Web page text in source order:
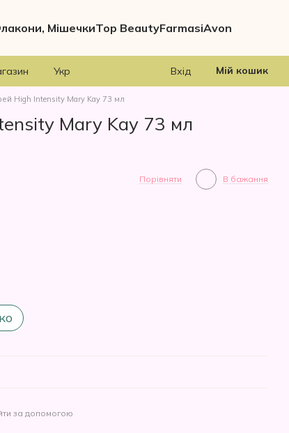
МішечкиTop BeautyFarmasiAvon
Укр Вхід Мій кошик
High Intensity Mary Kay 73 мл
Mary Kay 73 мл
Порівняти В бажання
за допомогою